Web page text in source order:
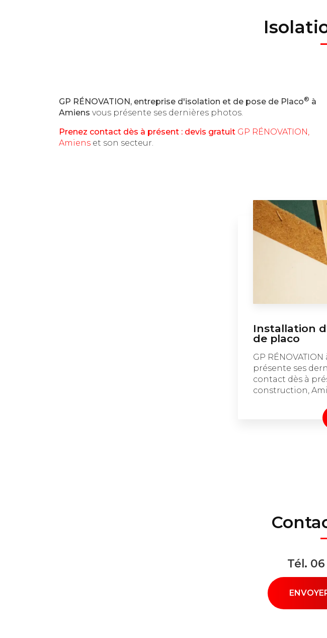
GP RÉNOVATION, entreprise d'isolation et de pose de Placo® à
Amiens vous présente ses dernières photos.
Prenez contact dès à présent : devis gratuit GP RÉNOVATION,
Amiens et son secteur.
Installation
de placo
GP
présente ses
contact dès à
construction,
Tél. 06